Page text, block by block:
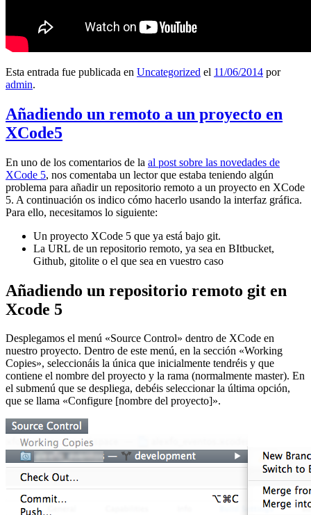
Esta entrada fue publicada en Uncategorized el 11/06/2014 por
admin.
Añadiendo un remoto a un proyecto en
XCode5
En uno de los comentarios de la al post sobre las novedades de
XCode 5, nos comentaba un lector que estaba teniendo algún
problema para añadir un repositorio remoto a un proyecto en XCode
5. A continuación os indico cómo hacerlo usando la interfaz gráfica.
Para ello, necesitamos lo siguiente:
Un proyecto XCode 5 que ya está bajo git.
La URL de un repositorio remoto, ya sea en BItbucket,
Github, gitolite o el que sea en vuestro caso
Añadiendo un repositorio remoto git en
Xcode 5
Desplegamos el menú «Source Control» dentro de XCode en
nuestro proyecto. Dentro de este menú, en la sección «Working
Copies», seleccionáis la única que inicialmente tendréis y que
contiene el nombre del proyecto y la rama (normalmente master). En
el submenú que se despliega, debéis seleccionar la última opción,
que se llama «Configure [nombre del proyecto]».